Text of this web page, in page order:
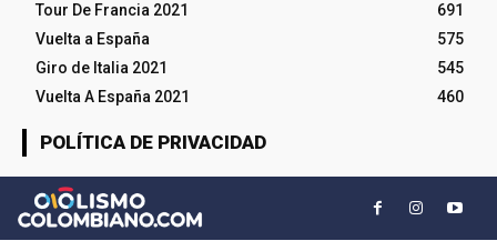
Tour De Francia 2021
691
Vuelta a España
575
Giro de Italia 2021
545
Vuelta A España 2021
460
POLÍTICA DE PRIVACIDAD